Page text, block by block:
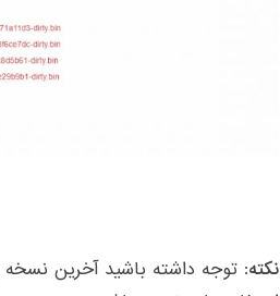
نکته: توجه داشته باشید آخرین نسخه